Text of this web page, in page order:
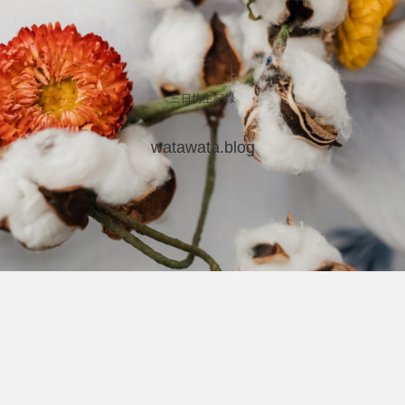
三日坊主記録
watawata.blog